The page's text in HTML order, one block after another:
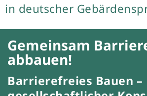
in deutscher
Gemeinsam
abbauen!
Barrierefreies Bauen –